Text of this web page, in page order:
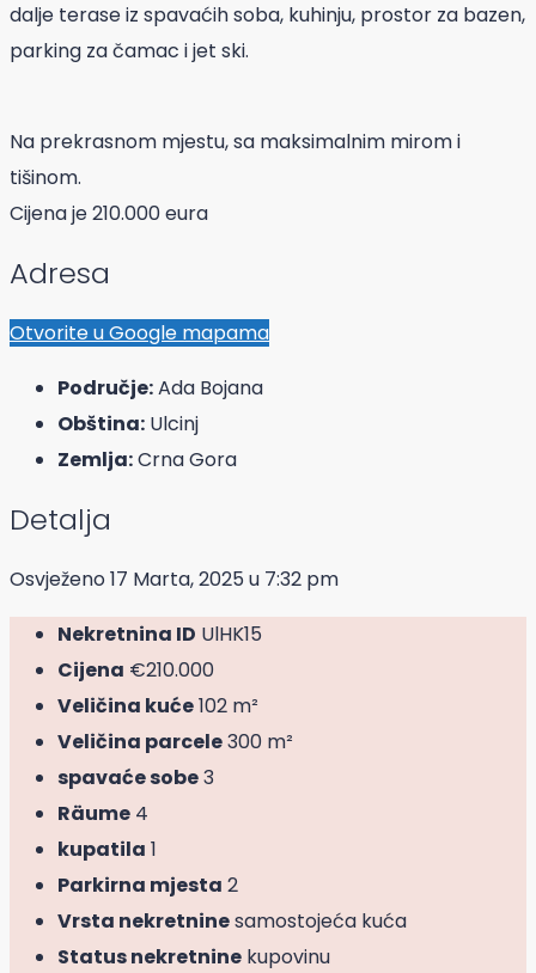
dalje terase iz spavaćih soba, kuhinju, prostor za bazen,
parking za čamac i jet ski.
Na prekrasnom mjestu, sa maksimalnim mirom i
tišinom.
Cijena je 210.000 eura
Adresa
Otvorite u Google mapama
Područje:Ada Bojana
Obština: Ulcinj
Zemlja:Crna Gora
Detalja
Osvježeno 17 Marta, 2025 u 7:32 pm
Nekretnina ID UlHK15
Cijena €210.000
Veličina kuće102 m²
Veličina parcele300 m²
spavaće sobe3
Räume 4
kupatila 1
Parkirna mjesta 2
Vrsta nekretninesamostojeća kuća
Status nekretnine kupovinu